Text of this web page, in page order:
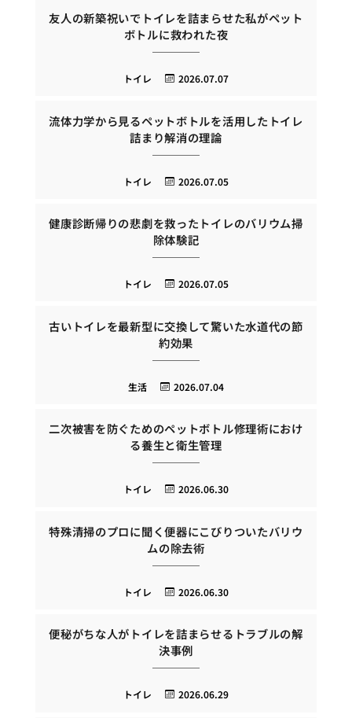
友人の新築祝いでトイレを詰まらせた私がペット
ボトルに救われた夜
2026.07.07
トイレ
流体力学から見るペットボトルを活用したトイレ
詰まり解消の理論
2026.07.05
トイレ
健康診断帰りの悲劇を救ったトイレのバリウム掃
除体験記
2026.07.05
トイレ
古いトイレを最新型に交換して驚いた水道代の節
約効果
2026.07.04
生活
二次被害を防ぐためのペットボトル修理術におけ
る養生と衛生管理
2026.06.30
トイレ
特殊清掃のプロに聞く便器にこびりついたバリウ
ムの除去術
2026.06.30
トイレ
便秘がちな人がトイレを詰まらせるトラブルの解
決事例
2026.06.29
トイレ